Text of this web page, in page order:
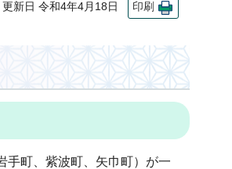
新日 令和4年4月18日 印刷
手町、紫波町、矢巾町）が一